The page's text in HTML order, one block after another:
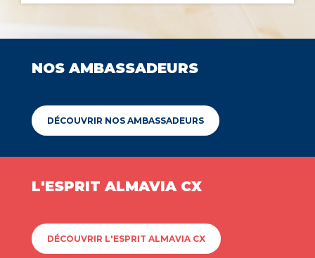
NOS AMBASSADEURS
DÉCOUVRIR NOS AMBASSADEURS
L'ESPRIT ALMAVIA CX
DÉCOUVRIR L'ESPRIT ALMAVIA CX